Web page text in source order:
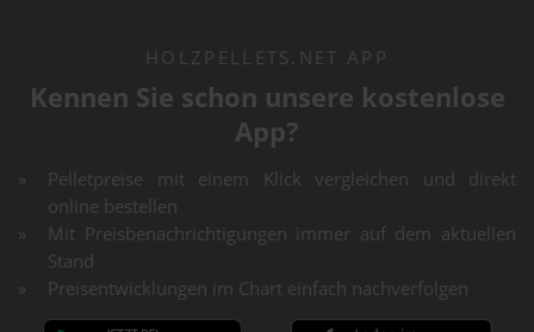
HOLZPELLETS.NET APP
Kennen Sie schon unsere kostenlose
App?
Pelletpreise mit einem Klick vergleichen und direkt
online bestellen
Mit Preisbenachrichtigungen immer auf dem aktuellen
Stand
Preisentwicklungen im Chart einfach nachverfolgen